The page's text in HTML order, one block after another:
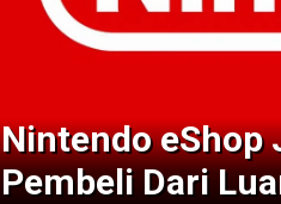
Nintendo eShop
Pembeli Dari